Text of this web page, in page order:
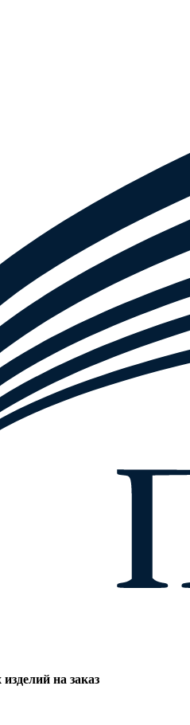
на заказ